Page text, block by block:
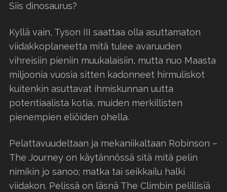
Siis dinosaurus?
Kyllä vain, Tyson III saattaa olla asuttamaton
viidakkoplaneetta mitä tulee avaruuden
vihreisiin pieniin muukalaisiin, mutta nuo Maasta
miljoonia vuosia sitten kadonneet hirmuliskot
kuitenkin asuttavat ihmiskunnan uutta
potentiaalista kotia, muiden merkillisten
pienempien eliöiden ohella.
Pelattavuudeltaan ja mekaniikaltaan Robinson –
The Journey on käytännössä sitä mitä pelin
nimikin jo sanoo; matka tai seikkailu halki
viidakon. Pelissä on läsnä The Climbin pelillisiä